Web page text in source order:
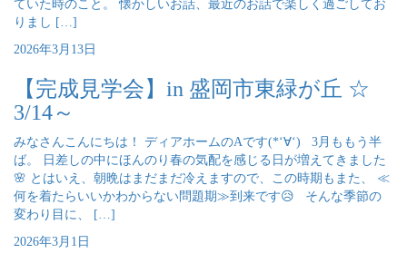
ていた時のこと。 懐かしいお話、最近のお話で楽しく過ごしてお
りまし […]
2026年3月13日
【完成見学会】in 盛岡市東緑が丘 ☆
3/14～
みなさんこんにちは！ ディアホームのAです(*‘∀‘) 3月ももう半
ば。 日差しの中にほんのり春の気配を感じる日が増えてきました
🌸 とはいえ、朝晩はまだまだ冷えますので、この時期もまた、 ≪
何を着たらいいかわからない問題期≫到来です😥 そんな季節の
変わり目に、 […]
2026年3月1日